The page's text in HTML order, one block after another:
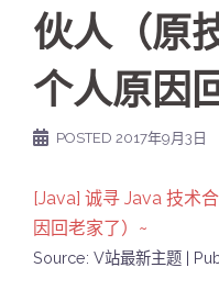
伙人（原
个人原因
POSTED 2017年9月3日
[Java] 诚寻 Java 技术
因回老家了）~
Source: V站最新主题